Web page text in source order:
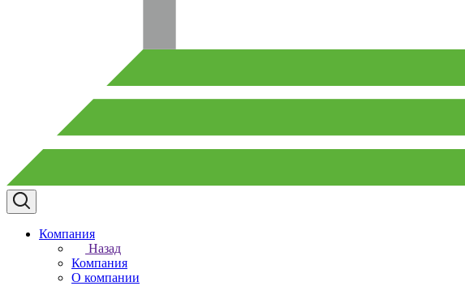
Компания
Назад
Компания
О компании